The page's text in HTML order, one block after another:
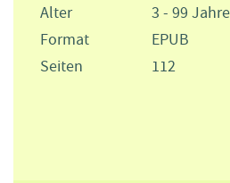
Alter
3 - 99 Jahre
Format
EPUB
Seiten
112